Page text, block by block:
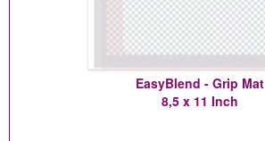
EasyBlend - Grip Mat
8,5 x 11 Inch